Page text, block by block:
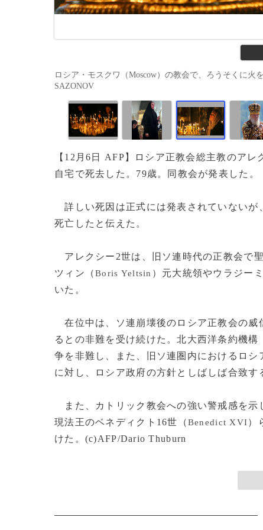
ロシア・モスクワ（Moscow）の教会で、ろうそくに火
SAZONOV
【12月6日 AFP】ロシア正教会総主教のアレ
自宅で死去した。79歳。同教会が発表した。
詳しい死因は正式には発表されていないが
死亡したと伝えた。
アレクシー2世は、旧ソ連時代の正教会で
ツィン（Boris Yeltsin ）元大統領やウラジー
いた。
在位中は、ソ連崩壊後のロシア正教会の威
るとの非難を受け続けた。北大西洋条約機構
争を非難し、また、旧ソ連圏内におけるロ
に対し、ロシア政府の方針としばしば合致す
また、カトリック教会への強い警戒感を示
現法王のベネディクト16世（Benedict XVI）
けた。(c)AFP/Dario Thuburn